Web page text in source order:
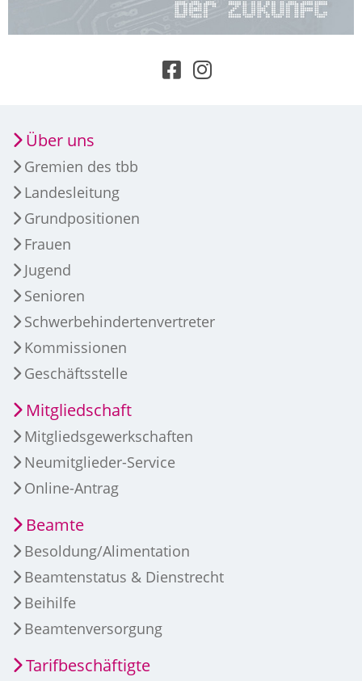
Über uns
Gremien des tbb
Landesleitung
Grundpositionen
Frauen
Jugend
Senioren
Schwerbehindertenvertreter
Kommissionen
Geschäftsstelle
Mitgliedschaft
Mitgliedsgewerkschaften
Neumitglieder-Service
Online-Antrag
Beamte
Besoldung/Alimentation
Beamtenstatus & Dienstrecht
Beihilfe
Beamtenversorgung
Tarifbeschäftigte